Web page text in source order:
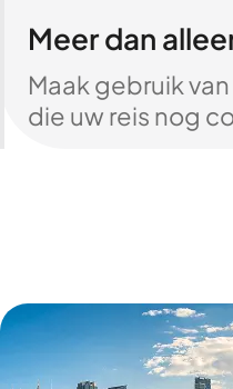
Meer dan
Maak gebruik
die uw reis nog